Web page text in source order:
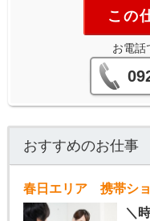
この
お電話
おすすめのお仕事
春日エリア 携帯シ
＼